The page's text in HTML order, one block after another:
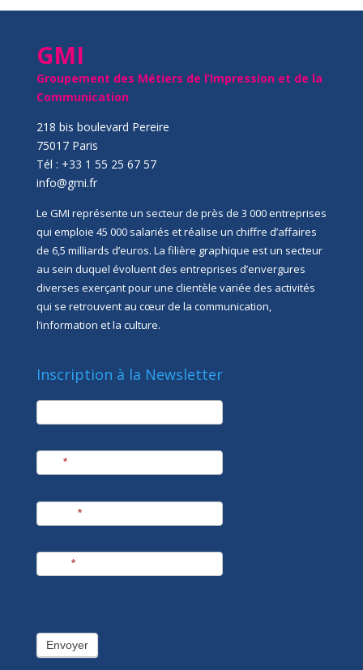
GMI
Groupement des Métiers de l’Impression et de la
Communication
218 bis boulevard Pereire
75017 Paris
Tél : +33 1 55 25 67 57
info@gmi.fr
Le GMI représente un secteur de près de 3 000 entreprises
qui emploie 45 000 salariés et réalise un chiffre d’affaires
de 6,5 milliards d’euros. La filière graphique est un secteur
au sein duquel évoluent des entreprises d’envergures
diverses exerçant pour une clientèle variée des activités
qui se retrouvent au cœur de la communication,
l’information et la culture.
Inscription à la Newsletter
newsletter
*
*
*
Envoyer